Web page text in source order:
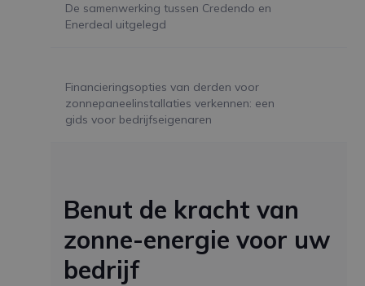
De samenwerking tussen Credendo en
Enerdeal uitgelegd
Financieringsopties van derden voor
zonnepaneelinstallaties verkennen: een
gids voor bedrijfseigenaren
Benut de kracht van
zonne-energie voor uw
bedrijf